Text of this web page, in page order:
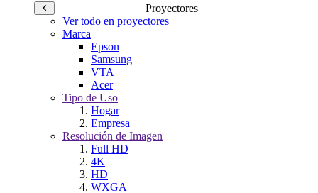
Proyectores
Ver todo en proyectores
Marca
Epson
Samsung
VTA
Acer
Tipo de Uso
Hogar
Empresa
Resolución de Imagen
Full HD
4K
HD
WXGA